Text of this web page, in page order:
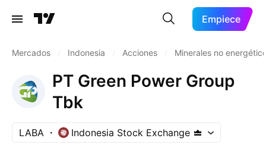
Empiece
Mercados Indonesia Acciones Minerales no
PT Green Power Group
Tbk
LABA Indonesia Stock Exchange